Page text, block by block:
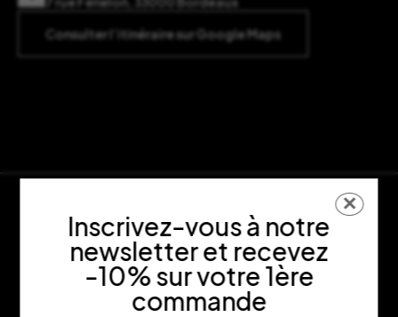
Consulter l’itinéraire sur Google Maps
Inscrivez-vous à notre
newsletter et recevez
-10% sur votre 1ère
commande
✕